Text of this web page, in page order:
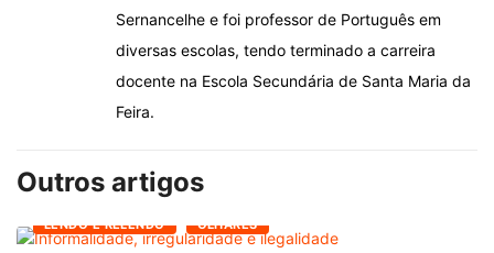
Sernancelhe e foi professor de Português em
diversas escolas, tendo terminado a carreira
docente na Escola Secundária de Santa Maria da
Feira.
Outros artigos
LENDO E RELENDO OLHARES